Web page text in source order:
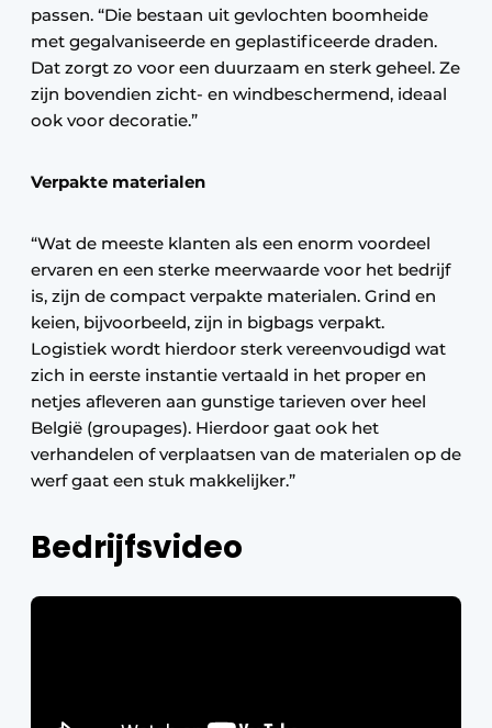
passen. “Die bestaan uit gevlochten boomheide
met gegalvaniseerde en geplastificeerde draden.
Dat zorgt zo voor een duurzaam en sterk geheel. Ze
zijn bovendien zicht- en windbeschermend, ideaal
ook voor decoratie.”
Verpakte materialen
“Wat de meeste klanten als een enorm voordeel
ervaren en een sterke meerwaarde voor het bedrijf
is, zijn de compact verpakte materialen. Grind en
keien, bijvoorbeeld, zijn in bigbags verpakt.
Logistiek wordt hierdoor sterk vereenvoudigd wat
zich in eerste instantie vertaald in het proper en
netjes afleveren aan gunstige tarieven over heel
België (groupages). Hierdoor gaat ook het
verhandelen of verplaatsen van de materialen op de
werf gaat een stuk makkelijker.”
Bedrijfsvideo